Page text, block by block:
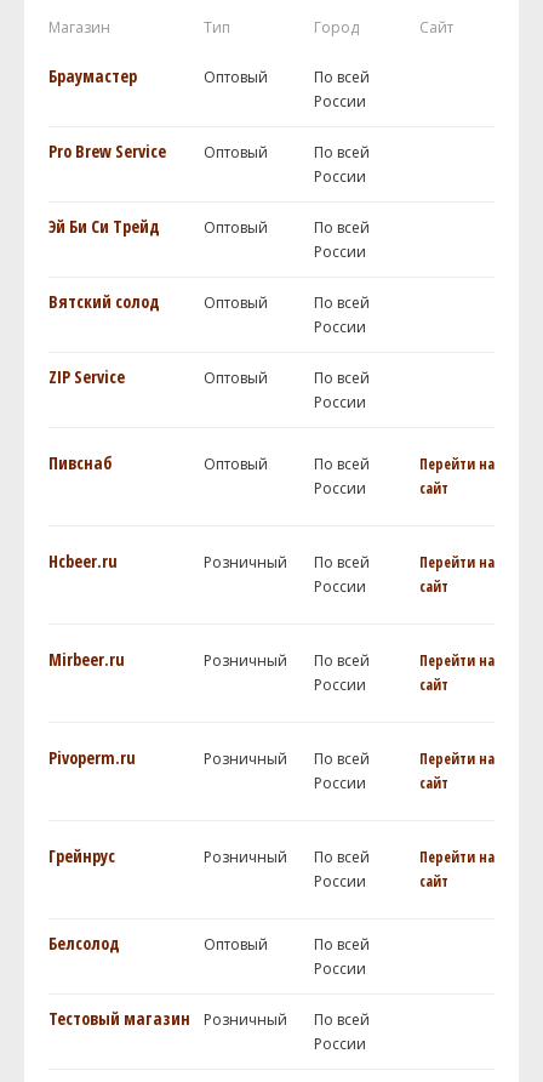
Магазин Тип Город Сайт
Браумастер Оптовый
По всей
России
Pro Brew Service Оптовый
По всей
России
Эй Би Си Трейд Оптовый
По всей
России
Вятский солод Оптовый
По всей
России
ZIP Service Оптовый
По всей
России
Пивснаб Оптовый
По всей
России
Перейти на
сайт
Hcbeer.ru Розничный
По всей
России
Перейти на
сайт
Mirbeer.ru Розничный
По всей
России
Перейти на
сайт
Pivoperm.ru Розничный
По всей
России
Перейти на
сайт
Грейнрус Розничный
По всей
России
Перейти на
сайт
Белсолод Оптовый
По всей
России
Тестовый магазин Розничный
По всей
России